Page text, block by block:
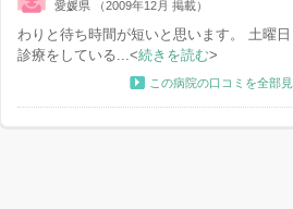
愛媛県 （2009年12月 掲載）
わりと待ち時間が短いと思います。 土曜日
診療をしている...<続きを読む>
この病院の口コミを全部